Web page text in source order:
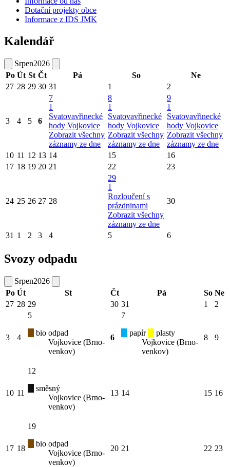
Dotační projekty obce
Informace z IDS JMK
Kalendář
Srpen2026
Po Út St Čt Pá So
Ne
27 28 29 30 31 1 2
3 4 5 6
7
1
Svatovavřinecké
hody Vojkovice
Zobrazit všechny
záznamy ze dne
8
1
Svatovavřinecké
hody Vojkovice
Zobrazit všechny
záznamy ze dne
9
1
Svatovavřinecké
hody Vojkovice
Zobrazit všechny
záznamy ze dne
10 11 12 13 14 15
16
17 18 19 20 21 22 23
24 25 26 27 28
29
1
Rozloučení s
prázdninami
Zobrazit všechny
záznamy ze dne
30
31 1 2 3 4 5 6
Svozy odpadu
Srpen2026
Po Út St Čt Pá So Ne
27 28 29 30 31 1 2
3 4
5
bio odpad
Vojkovice (Brno-
venkov)
6
7
papír
plasty
Vojkovice (Brno-
venkov)
8 9
10 11
12
směsný
Vojkovice (Brno-
venkov)
13 14 15 16
17 18
19
bio odpad
Vojkovice (Brno-
venkov)
20 21 22 23